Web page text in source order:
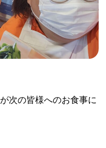
次の皆様へのお食事に